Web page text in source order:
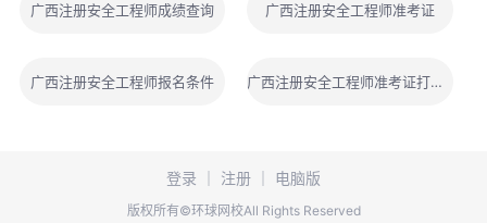
广西注册安全工程师成绩查询 广西注册安全工程师准考证
广西注册安全工程师报名条件 广西注册安全工程师准考证打印地点
登录 注册 电脑版
版权所有©环球网校All Rights Reserved